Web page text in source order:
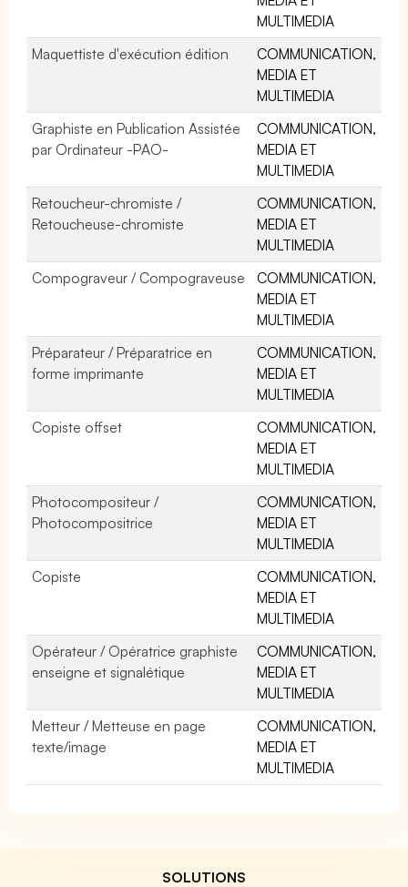
MULTIMEDIA
Maquettiste d'exécution édition
COMMUNICATION,
MEDIA ET
MULTIMEDIA
Graphiste en Publication Assistée
par Ordinateur -PAO-
COMMUNICATION,
MEDIA ET
MULTIMEDIA
Retoucheur-chromiste /
Retoucheuse-chromiste
COMMUNICATION,
MEDIA ET
MULTIMEDIA
Compograveur / Compograveuse
COMMUNICATION,
MEDIA ET
MULTIMEDIA
Préparateur / Préparatrice en
forme imprimante
COMMUNICATION,
MEDIA ET
MULTIMEDIA
Copiste offset
COMMUNICATION,
MEDIA ET
MULTIMEDIA
Photocompositeur /
Photocompositrice
COMMUNICATION,
MEDIA ET
MULTIMEDIA
Copiste
COMMUNICATION,
MEDIA ET
MULTIMEDIA
Opérateur / Opératrice graphiste
enseigne et signalétique
COMMUNICATION,
MEDIA ET
MULTIMEDIA
Metteur / Metteuse en page
texte/image
COMMUNICATION,
MEDIA ET
MULTIMEDIA
SOLUTIONS